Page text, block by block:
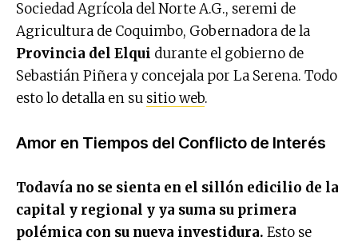
Sociedad Agrícola del Norte A.G., seremi de
Agricultura de Coquimbo, Gobernadora de la
Provincia del Elqui durante el gobierno de
Sebastián Piñera y concejala por La Serena. Todo
esto lo detalla en su sitio web.
Amor en Tiempos del Conflicto de Interés
Todavía no se sienta en el sillón edicilio de la
capital y regional y ya suma su primera
polémica con su nueva investidura. Esto se